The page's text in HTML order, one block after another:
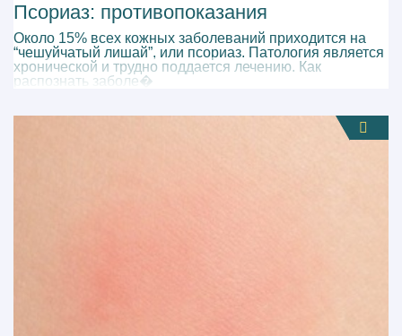
Псориаз: противопоказания
Около 15% всех кожных заболеваний приходится на
“чешуйчатый лишай”, или псориаз. Патология является
хронической и трудно поддается лечению. Как
распознать заболе�